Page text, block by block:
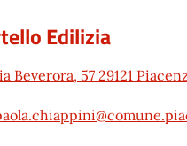
Edilizia
Beverora, 57 29121